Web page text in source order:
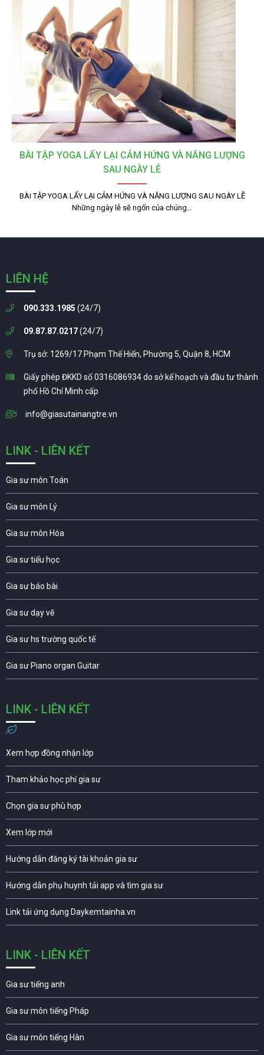
BÀI TẬP YOGA LẤY LẠI CẢM HỨNG VÀ NĂNG LƯỢNG
SAU NGÀY LỄ
BÀI TẬP YOGA LẤY LẠI CẢM HỨNG VÀ NĂNG LƯỢNG SAU NGÀY LỄ
Những ngày lễ sẽ ngốn của chúng…
LIÊN HỆ
090.333.1985 (24/7)
09.87.87.0217(24/7)
Trụ sở: 1269/17 Phạm Thế Hiển, Phường 5, Quận 8, HCM
Giấy phép ĐKKD số 0316086934 do sở kế hoạch và đầu tư thành
phố Hồ Chí Minh cấp
info@giasutainangtre.vn
LINK - LIÊN KẾT
Gia sư môn Toán
Gia sư môn Lý
Gia sư môn Hóa
Gia sư tiểu học
Gia sư báo bài
Gia sư dạy vẽ
Gia sư hs trường quốc tế
Gia sư Piano organ Guitar
LINK - LIÊN KẾT
Xem hợp đồng nhận lớp
Tham khảo học phí gia sư
Chọn gia sư phù hợp
Xem lớp mới
Hướng dẫn đăng ký tài khoản gia sư
Hướng dẫn phụ huynh tải app và tìm gia sư
Link tải ứng dụng Daykemtainha.vn
LINK - LIÊN KẾT
Gia sư tiếng anh
Gia sư môn tiếng Pháp
Gia sư môn tiếng Hàn